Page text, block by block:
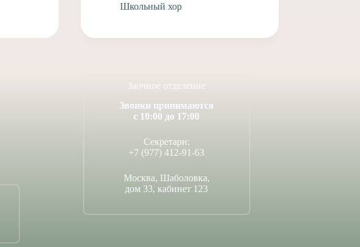
Школьный хор
Заочное отделение
Звонки принимаются
с 10:00 до 17:00
Секретари:
+7 (977) 412-91-63
Москва, Шаболовка,
дом 33, кабинет 123